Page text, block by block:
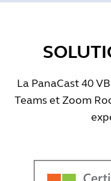
La PanaCast 40
Teams et Zoom